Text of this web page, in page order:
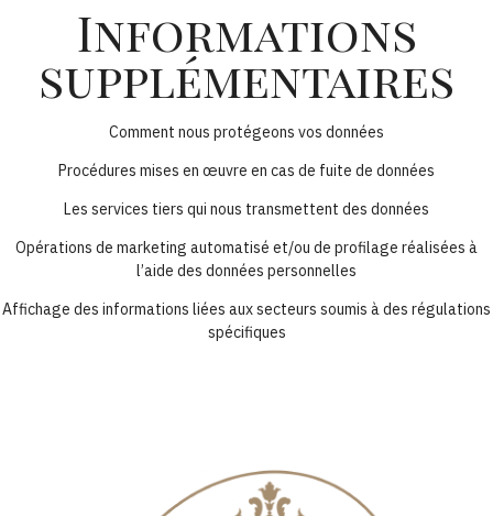
Informations
supplémentaires
Comment nous protégeons vos données
Procédures mises en œuvre en cas de fuite de données
Les services tiers qui nous transmettent des données
Opérations de marketing automatisé et/ou de profilage réalisées à
l’aide des données personnelles
Affichage des informations liées aux secteurs soumis à des régulations
spécifiques